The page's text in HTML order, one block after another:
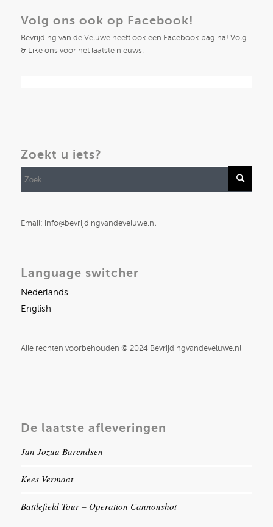
Volg ons ook op Facebook!
Bevrijding van de Veluwe heeft ook een Facebook pagina! Volg
& Like ons voor het laatste nieuws.
Zoekt u iets?
Email: info@bevrijdingvandeveluwe.nl
Language switcher
Nederlands
English
Alle rechten voorbehouden © 2024 Bevrijdingvandeveluwe.nl
De laatste afleveringen
Jan Jozua Barendsen
Kees Vermaat
Battlefield Tour – Operation Cannonshot